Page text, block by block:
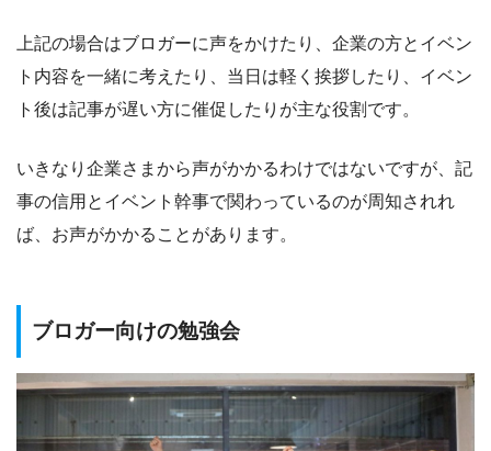
上記の場合はブロガーに声をかけたり、企業の方とイベン
ト内容を一緒に考えたり、当日は軽く挨拶したり、イベン
ト後は記事が遅い方に催促したりが主な役割です。
いきなり企業さまから声がかかるわけではないですが、記
事の信用とイベント幹事で関わっているのが周知されれ
ば、お声がかかることがあります。
ブロガー向けの勉強会